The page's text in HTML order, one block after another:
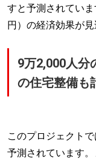
すと予測されてい
円）の経済効果が見
9万2,000人分
の住宅整備も
このプロジェクト
予測されています